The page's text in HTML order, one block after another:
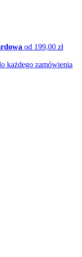
od 199,00 zł
każdego zamówienia